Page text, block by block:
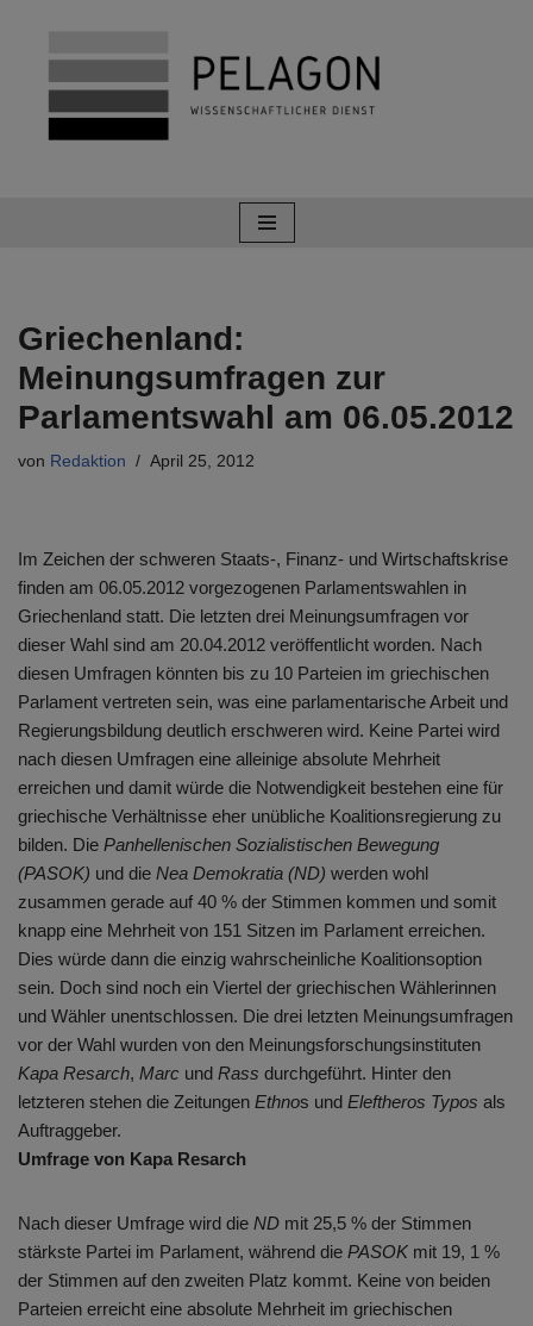
Zum
Inhalt
springen
Griechenland:
Meinungsumfragen zur
Parlamentswahl am 06.05.2012
von Redaktion April 25, 2012
Im Zeichen der schweren Staats-, Finanz- und Wirtschaftskrise
finden am 06.05.2012 vorgezogenen Parlamentswahlen in
Griechenland statt. Die letzten drei Meinungsumfragen vor
dieser Wahl sind am 20.04.2012 veröffentlicht worden. Nach
diesen Umfragen könnten bis zu 10 Parteien im griechischen
Parlament vertreten sein, was eine parlamentarische Arbeit und
Regierungsbildung deutlich erschweren wird. Keine Partei wird
nach diesen Umfragen eine alleinige absolute Mehrheit
erreichen und damit würde die Notwendigkeit bestehen eine für
griechische Verhältnisse eher unübliche Koalitionsregierung zu
bilden. Die Panhellenischen Sozialistischen Bewegung
(PASOK) und die Nea Demokratia (ND) werden wohl
zusammen gerade auf 40 % der Stimmen kommen und somit
knapp eine Mehrheit von 151 Sitzen im Parlament erreichen.
Dies würde dann die einzig wahrscheinliche Koalitionsoption
sein. Doch sind noch ein Viertel der griechischen Wählerinnen
und Wähler unentschlossen. Die drei letzten Meinungsumfragen
vor der Wahl wurden von den Meinungsforschungsinstituten
Kapa Resarch, Marc und Rass durchgeführt. Hinter den
letzteren stehen die Zeitungen Ethnos und Eleftheros Typos als
Auftraggeber.
Umfrage von Kapa Resarch
Nach dieser Umfrage wird die ND mit 25,5 % der Stimmen
stärkste Partei im Parlament, während die PASOK mit 19, 1 %
der Stimmen auf den zweiten Platz kommt. Keine von beiden
Parteien erreicht eine absolute Mehrheit im griechischen